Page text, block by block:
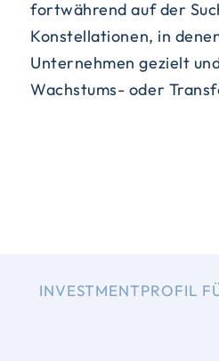
fortwährend auf der
Konstellationen, in
Unternehmen gezielt
Wachstums- oder
und jede Situation
möchten unsere
weiterentwickeln und
INVESTMENTPROFIL